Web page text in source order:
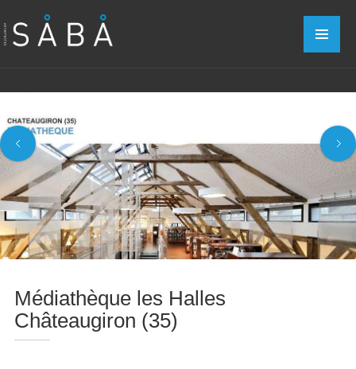
Médiathèque les Halles
Châteaugiron (35)